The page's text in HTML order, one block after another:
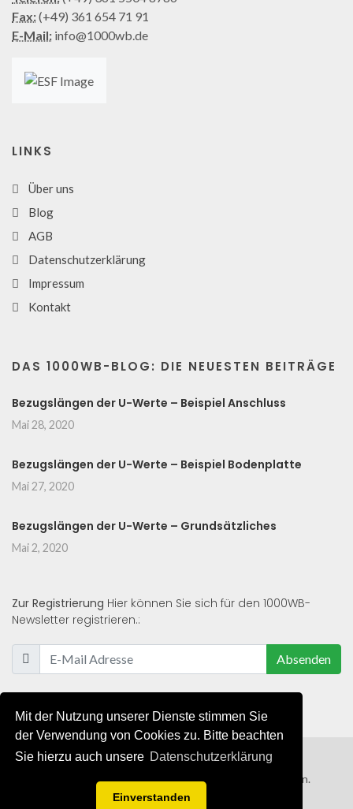
Mit der Nutzung unserer Dienste stimmen Sie
der Verwendung von Cookies zu. Bitte beachten
Sie hierzu auch unsere Datenschutzerklärung
Einverstanden
Fax:(+49) 361 654 71 91
E-Mail: info@1000wb.de
LINKS
Über uns
Blog
AGB
Datenschutzerklärung
Impressum
Kontakt
DAS 1000WB-BLOG: DIE NEUESTEN BEITRÄGE
Bezugslängen der U-Werte – Beispiel Anschluss
Mai 28, 2020
Bezugslängen der U-Werte – Beispiel Bodenplatte
Mai 27, 2020
Bezugslängen der U-Werte – Grundsätzliches
Mai 2, 2020
Zur Registrierung Hier können Sie sich für den 1000WB-
Newsletter registrieren.:
Absenden
© 2019 - 2021 - Alle Rechte von 1000WB vorbehalten.
AGB/Datenschutzerklärung